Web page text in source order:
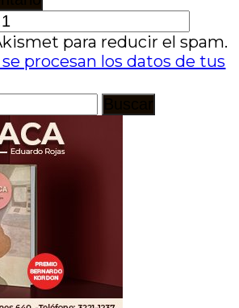
para reducir el spam.
procesan los datos de tus